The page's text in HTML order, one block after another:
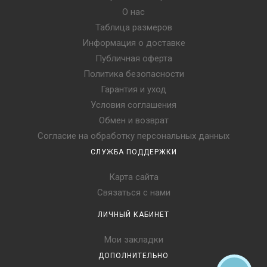
необычные с удлиненным голенищем;
воплощающие черты элегантной классики;
универсальные укороченные;
с богатой декоративной отделкой;
на утолщенной гибкой подошве;
с молниями, замочками, оригинальной и
функциональной шнуровкой;
рыжие, черные, коричневые, красные.
купить сапоги из овчины? Тогда предлагаем окунуться
в мир комфорта, эстетики и приятных зимних прогулок с
подлинной обувью от австралийского бренда. Выбирайте и
О нас
Таблица размеров
Информация о доставке
Публичная оферта
Политика безопасности
Гарантия и уход
Условия соглашения
Обмен и возврат
Согласие на обработку персональных данных
СЛУЖБА ПОДДЕРЖКИ
Карта сайта
Связаться с нами
ЛИЧНЫЙ КАБИНЕТ
Мои закладки
ДОПОЛНИТЕЛЬНО